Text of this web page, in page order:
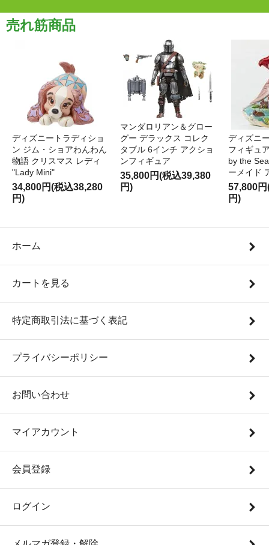
売れ筋商品
ディズニートラディショ
ン ジム・ショアわんわん
物語 クリスマス レディ
"Lady Mini"
34,800円(税込38,280
円)
マンダロリアン＆グロー
グー デラックス コレク
タブル 6インチ アクショ
ンフィギュア
35,800円(税込39,380
円)
ディズニ
フィギュ
by the
ーメイド
57,800
円)
ホーム
カートを見る
特定商取引法に基づく表記
プライバシーポリシー
お問い合わせ
マイアカウント
会員登録
ログイン